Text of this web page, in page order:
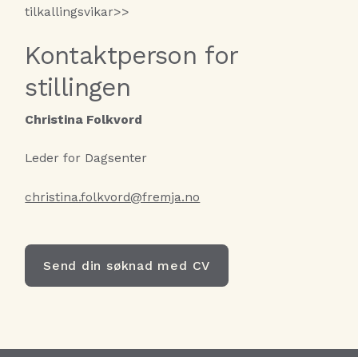
tilkallingsvikar>>
Kontaktperson for
stillingen
Christina Folkvord
Leder for Dagsenter
christina.folkvord@fremja.no
Send din søknad med CV